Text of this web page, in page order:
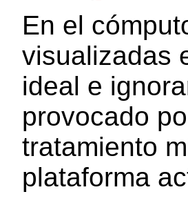
En el
visualizadas
ideal e
provocado
tratamiento
plataforma